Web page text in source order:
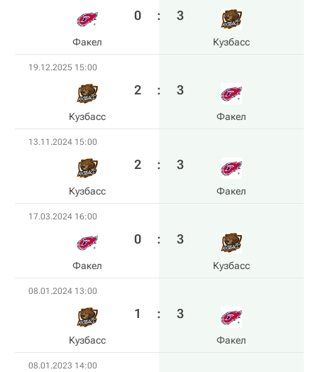
Факел
0 : 3
Кузбасс
19.12.2025 15:00
Кузбасс
2 : 3
Факел
13.11.2024 15:00
Кузбасс
2 : 3
Факел
17.03.2024 16:00
Факел
0 : 3
Кузбасс
08.01.2024 13:00
Кузбасс
1 : 3
Факел
08.01.2023 14:00